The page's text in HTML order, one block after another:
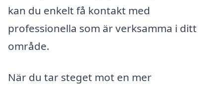
kan du enkelt få kontakt med
professionella som är verksamma i ditt
område.
När du tar steget mot en mer